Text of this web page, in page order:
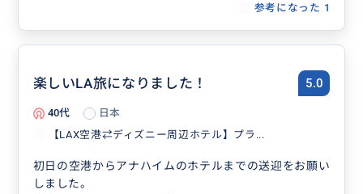
参考になった 1
楽しいLA旅になりました！ 5.0
40代
日本
【LAX空港⇄ディズニー周辺ホテル】プラ...
初日の空港からアナハイムのホテルまでの送迎をお願い
しました。